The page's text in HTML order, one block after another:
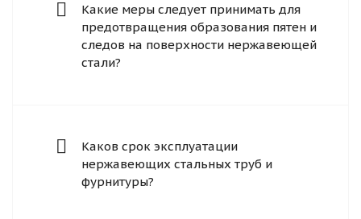
Какие меры следует принимать для
предотвращения образования пятен и
следов на поверхности нержавеющей
стали?
Каков срок эксплуатации
нержавеющих стальных труб и
фурнитуры?